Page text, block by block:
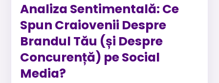
Analiza Sentimentală: Ce
Spun Craiovenii Despre
Brandul Tău (și Despre
Concurență) pe Social
Media?